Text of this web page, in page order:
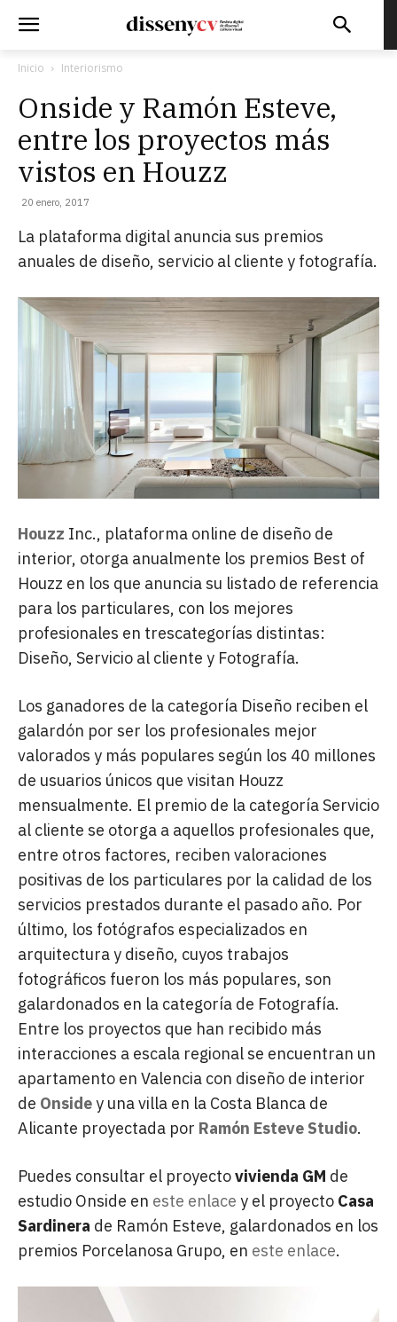
Inicio Interiorismo
Onside y Ramón Esteve,
entre los proyectos más
vistos en Houzz
20 enero, 2017
La plataforma digital anuncia sus premios
anuales de diseño, servicio al cliente y fotografía.
Houzz Inc., plataforma online de diseño de
interior, otorga anualmente los premios Best of
Houzz en los que anuncia su listado de referencia
para los particulares, con los mejores
profesionales en trescategorías distintas:
Diseño, Servicio al cliente y Fotografía.
Los ganadores de la categoría Diseño reciben el
galardón por ser los profesionales mejor
valorados y más populares según los 40 millones
de usuarios únicos que visitan Houzz
mensualmente. El premio de la categoría Servicio
al cliente se otorga a aquellos profesionales que,
entre otros factores, reciben valoraciones
positivas de los particulares por la calidad de los
servicios prestados durante el pasado año. Por
último, los fotógrafos especializados en
arquitectura y diseño, cuyos trabajos
fotográficos fueron los más populares, son
galardonados en la categoría de Fotografía.
Entre los proyectos que han recibido más
interacciones a escala regional se encuentran un
apartamento en Valencia con diseño de interior
de Onsidey una villa en la Costa Blanca de
Alicante proyectada por Ramón Esteve Studio.
Puedes consultar el proyectovivienda GM de
estudio Onside en este enlace y el proyecto Casa
Sardinera de Ramón Esteve, galardonados en los
premios Porcelanosa Grupo, en este enlace.